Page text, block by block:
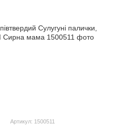
Артикул: 1500511